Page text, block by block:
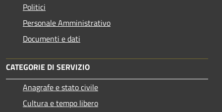
Politici
Personale Amministrativo
Documenti e dati
CATEGORIE DI SERVIZIO
Anagrafe e stato civile
Cultura e tempo libero